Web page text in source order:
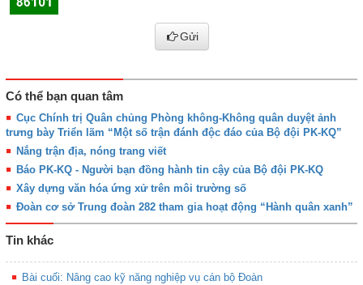
Gửi
Có thể bạn quan tâm
Cục Chính trị Quân chủng Phòng không-Không quân duyệt ảnh
trưng bày Triển lãm “Một số trận đánh độc đáo của Bộ đội PK-KQ”
Nắng trận địa, nóng trang viết
Báo PK-KQ - Người bạn đồng hành tin cậy của Bộ đội PK-KQ
Xây dựng văn hóa ứng xử trên môi trường số
Đoàn cơ sở Trung đoàn 282 tham gia hoạt động “Hành quân xanh”
Tin khác
Bài cuối: Nâng cao kỹ năng nghiệp vụ cán bộ Đoàn